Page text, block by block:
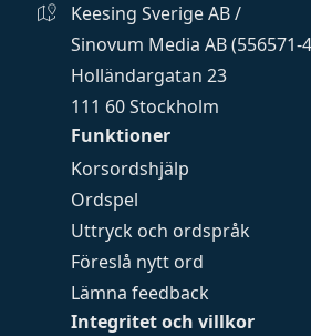
Funktioner
Korsordshjälp
Ordspel
Uttryck och ordspråk
Föreslå nytt ord
Lämna feedback
Integritet och villkor
Keesing Sverige AB /
Sinovum Media AB (556571-
Holländargatan 23
111 60 Stockholm